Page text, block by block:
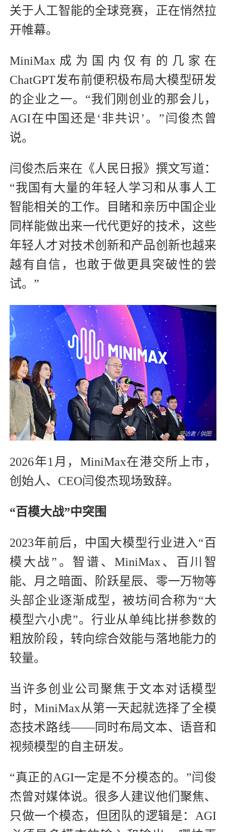
关于人工智能的全球竞赛，正在悄然拉
开帷幕。
MiniMax成为国内仅有的几家在
ChatGPT发布前便积极布局大模型研发
的企业之一。“我们刚创业的那会儿，
AGI在中国还是‘非共识’。”闫俊杰曾
说。
闫俊杰后来在《人民日报》撰文写道：
“我国有大量的年轻人学习和从事人工
智能相关的工作。目睹和亲历中国企业
同样能做出来一代代更好的技术，这些
年轻人才对技术创新和产品创新也越来
越有自信，也敢于做更具突破性的尝
试。”
2026年1月，MiniMax在港交所上市，
创始人、CEO闫俊杰现场致辞。
“百模大战”中突围
2023年前后，中国大模型行业进入“百
模大战”。智谱、MiniMax、百川智
能、月之暗面、阶跃星辰、零一万物等
头部企业逐渐成型，被坊间合称为“大
模型六小虎”。行业从单纯比拼参数的
粗放阶段，转向综合效能与落地能力的
较量。
当许多创业公司聚焦于文本对话模型
时，MiniMax从第一天起就选择了全模
态技术路线——同时布局文本、语音和
视频模型的自主研发。
“真正的AGI一定是不分模态的。”闫俊
杰曾对媒体说。很多人建议他们聚焦、
只做一个模态，但团队的逻辑是：AGI